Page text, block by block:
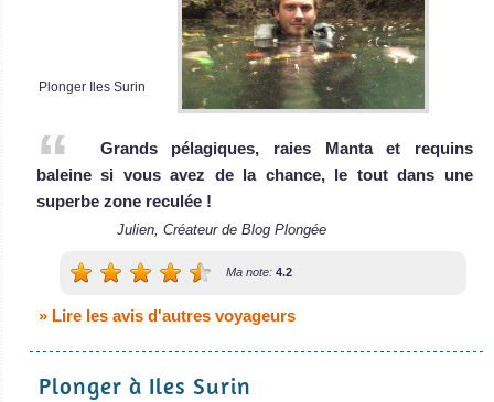
MV Deep Andaman Queen
Le Deep Andaman Queen est un bateau de c
MV Deep Andaman Queen Avis sur le Bateau de Croisière
Fantasy
Plonger Iles Surin
Grands pélagiques, raies Manta et requins
baleine si vous avez de la chance, le tout dans une
superbe zone reculée !
Julien, Créateur de Blog Plongée
Ma note: 4.2
» Lire les avis d'autres voyageurs
Plonger à Iles Surin